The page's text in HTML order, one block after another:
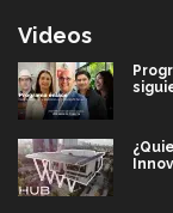
Videos